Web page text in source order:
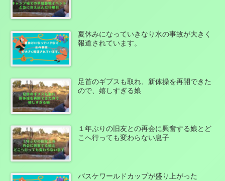
夏休みになっていきなり水の事故が大きく
報道されています。
足首のギプスも取れ、新体操を再開できた
ので、嬉しすぎる娘
１年ぶりの旧友との再会に興奮する娘とど
こへ行っても変わらない息子
バスケワールドカップが盛り上がった